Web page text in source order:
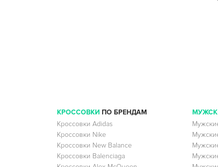
КРОССОВКИ ПО БРЕНДАМ
Кроссовки Adidas
Кроссовки Nike
Кроссовки New Balance
Кроссовки Balenciaga